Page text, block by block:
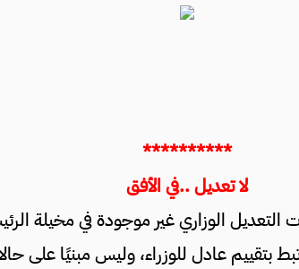
**********
لا تعديل ..في الأفق
الوزاري غير موجودة في مخيلة
بتقييم عادل للوزراء، وليس مبنيًا على